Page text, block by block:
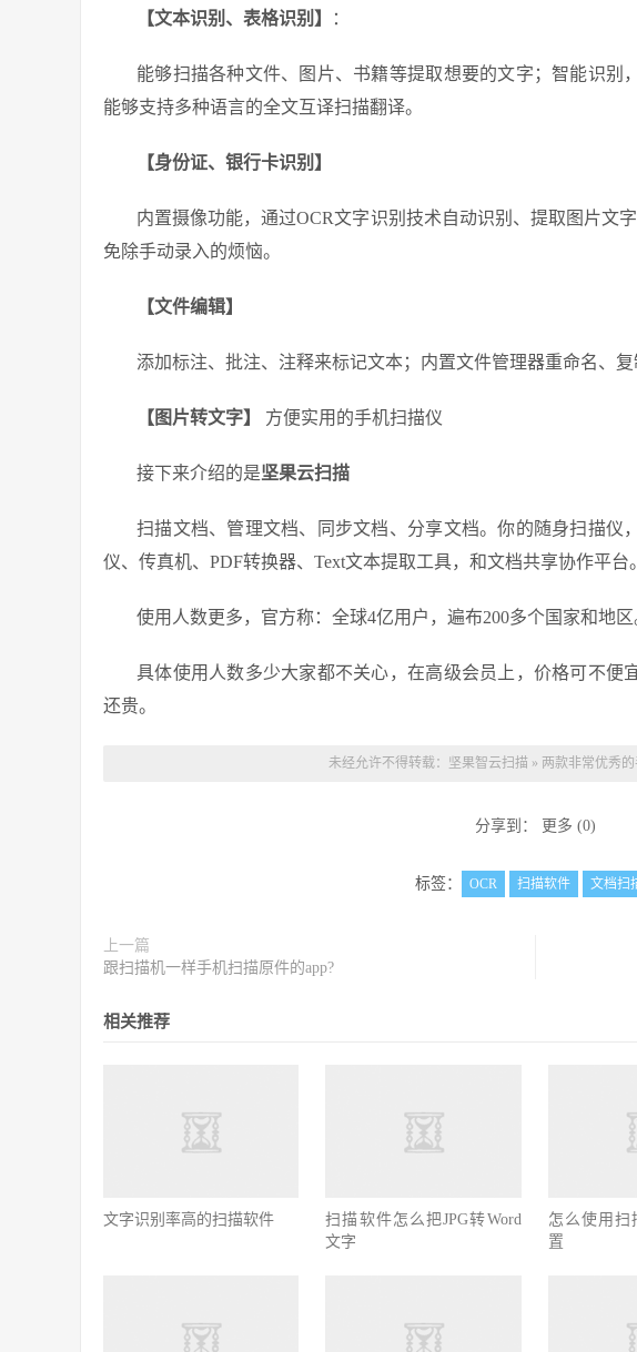
【文本识别、表格识别】 ：
能够扫描各种文件、图片、书籍等提取想要的文字；智能识别
能够支持多种语言的全文互译扫描翻译。
【身份证、银行卡识别】
内置摄像功能，通过OCR文字识别技术自动识别、提取图片文
免除手动录入的烦恼。
【文件编辑】
添加标注、批注、注释来标记文本；内置文件管理器重命名、
【图片转文字】 方便实用的手机扫描仪
接下来介绍的是坚果云扫描
扫描文档、管理文档、同步文档、分享文档。你的随身扫描仪
仪、传真机、PDF转换器、Text文本提取工具，和文档共享协作平台。
使用人数更多，官方称：全球4亿用户，遍布200多个国家和地区
具体使用人数多少大家都不关心，在高级会员上，价格可不便
还贵。
未经允许不得转载： 坚果智云扫描 » 两款非常优秀
分享到： 更多 (0)
标签： OCR 扫描软件 文档扫
上一篇
跟扫描机一样手机扫描原件的app?
相关推荐
文字识别率高的扫描软件
扫描软件怎么把JPG转Word
文字
怎么使用扫
置